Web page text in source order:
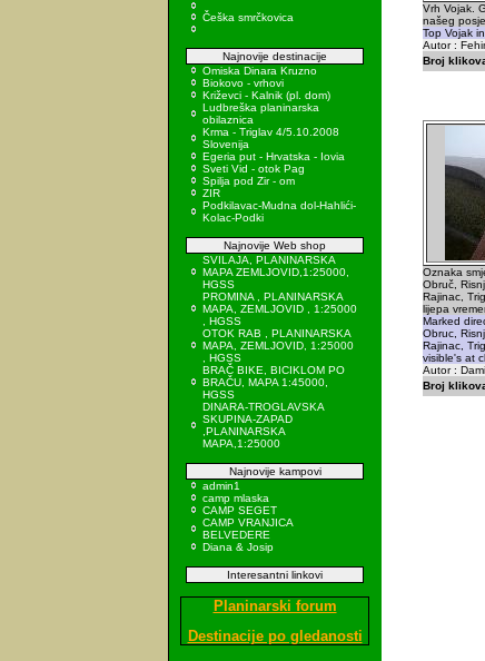
Češka smrčkovica
Najnovije destinacije
Omiska Dinara Kruzno
Biokovo - vrhovi
Križevci - Kalnik (pl. dom)
Ludbreška planinarska
obilaznica
Krma - Triglav 4/5.10.2008
Slovenija
Egeria put - Hrvatska - Iovia
Sveti Vid - otok Pag
Spilja pod Zir - om
ZIR
Podkilavac-Mudna dol-Hahlići-
Kolac-Podki
Najnovije Web shop
SVILAJA, PLANINARSKA
MAPA ZEMLJOVID,1:25000,
HGSS
PROMINA , PLANINARSKA
MAPA, ZEMLJOVID , 1:25000
, HGSS
OTOK RAB , PLANINARSKA
MAPA, ZEMLJOVID, 1:25000
, HGSS
BRAČ BIKE, BICIKLOM PO
BRAČU, MAPA 1:45000,
HGSS
DINARA-TROGLAVSKA
SKUPINA-ZAPAD
,PLANINARSKA
MAPA,1:25000
Najnovije kampovi
admin1
camp mlaska
CAMP SEGET
CAMP VRANJICA
BELVEDERE
Diana & Josip
Interesantni linkovi
Planinarski forum
Destinacije po gledanosti
Vrh Vojak.
našeg
Top Vojak in
Autor :
Broj
Oznaka
Obruč,
Rajinac,
lijepa
Marked
Obruc,
Rajinac,
visible's at
Autor :
Broj